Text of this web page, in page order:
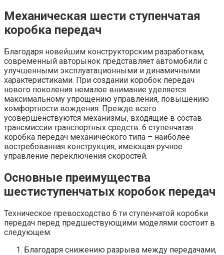
Механическая шести ступенчатая
коробка передач
Благодаря новейшим конструкторским разработкам,
современный авторынок представляет автомобили с
улучшенными эксплуатационными и динамичными
характеристиками. При создании коробок передач
нового поколения немалое внимание уделяется
максимальному упрощению управления, повышению
комфортности вождения. Прежде всего
усовершенствуются механизмы, входящие в состав
трансмиссии транспортных средств. 6 ступенчатая
коробка передач механического типа – наиболее
востребованная конструкция, имеющая ручное
управление переключения скоростей.
Основные преимущества
шестиступенчатых коробок передач
Техническое превосходство 6 ти ступенчатой коробки
передач перед предшествующими моделями состоит в
следующем:
Благодаря снижению разрыва между передачами,